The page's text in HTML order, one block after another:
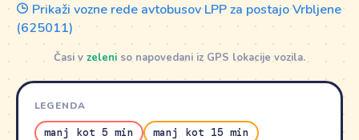
Prikaži vozne rede avtobusov LPP za postajo Vrbljene
(625011)
Časi v zeleni so napovedani iz GPS lokacije vozila.
LEGENDA
manj kot 5 min
manj kot 15 min